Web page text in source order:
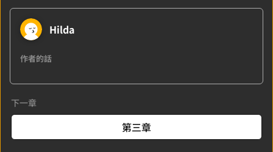
Hilda
作者的話
下一章
第三章